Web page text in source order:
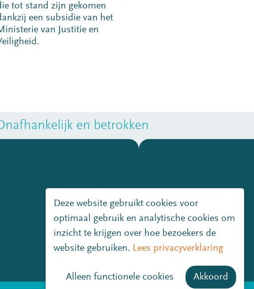
Deze website gebruikt cookies voor
optimaal gebruik en analytische cookies om
inzicht te krijgen over hoe bezoekers de
website gebruiken. Lees privacyverklaring
Alleen functionele cookies Akkoord
tot stand zijn gekomen
een subsidie van het
van Justitie en
en betrokken